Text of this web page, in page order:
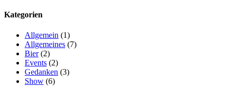
Kategorien
Allgemein (1)
Allgemeines (7)
Bier(2)
Events (2)
Gedanken (3)
Show (6)